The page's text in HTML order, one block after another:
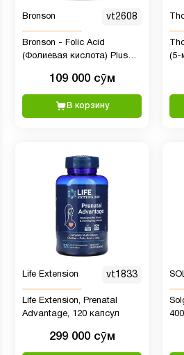
Bronson vt2608
Bronson - Folic Acid
(Фолиевая кислота) Plus
109 000 сӯм
В корзину
(5-
Life Extension vt1833
Life Extension, Prenatal
Advantage, 120 капсул
299 000 сӯм